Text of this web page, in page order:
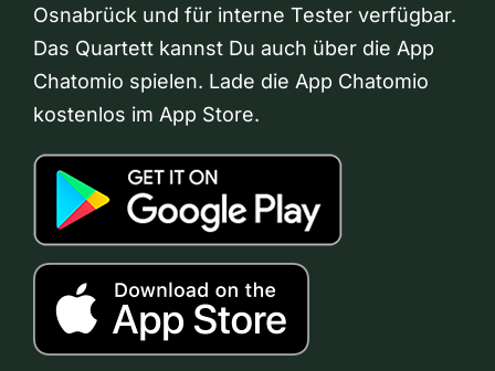
Osnabrück und für interne Tester verfügbar.
Das Quartett kannst Du auch über die App
Chatomio spielen. Lade die App Chatomio
kostenlos im App Store.